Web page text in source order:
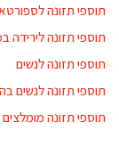
תוספי תזונה
תוספי תזונה לירידה
תוספי תזונה לנשים
תוספי תזונה לנשים
תוספי תזונה מומלצים